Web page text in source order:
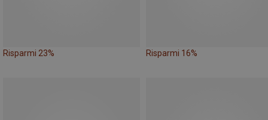
Risparmi 23% Risparmi 16%